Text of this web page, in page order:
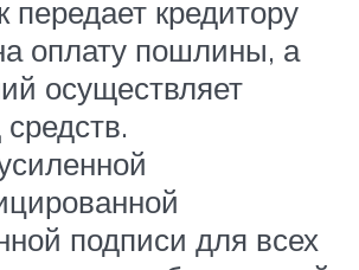
кредитору
оплату пошлины, а
осуществляет
подписи для всех